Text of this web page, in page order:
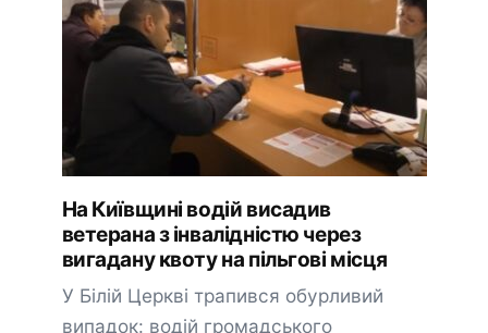
На Київщині водій висадив
ветерана з інвалідністю через
вигадану квоту на пільгові місця
У Білій Церкві трапився обурливий
випадок: водій громадського